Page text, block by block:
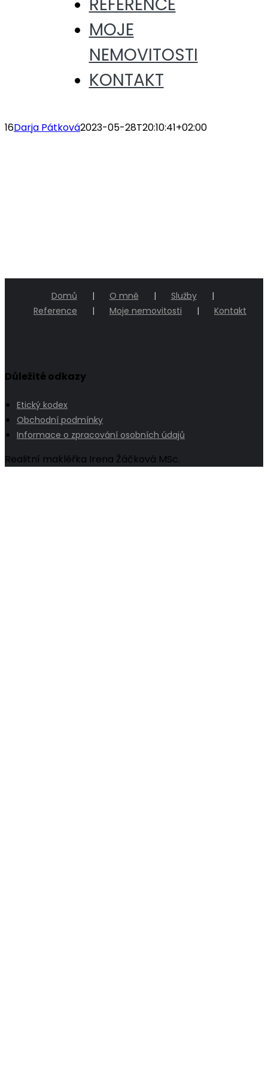
MOJE
NEMOVITOSTI
KONTAKT
16Darja Pátková2023-05-28T20:10:41+02:00
Důležité odkazy
Etický kodex
Obchodní podmínky
Informace o zpracování osobních údajů
Domů O mně
Služby
Reference
Moje nemovitosti Kontakt
Realitní makléřka Irena Žáčková MSc.